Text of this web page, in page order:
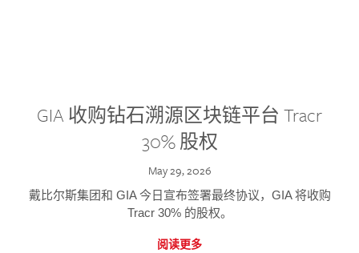
GIA 收购钻石溯源区块链平台 Tracr
30% 股权
May 29, 2026
戴比尔斯集团和 GIA 今日宣布签署最终协议，GIA 将收购
Tracr 30% 的股权。
阅读更多